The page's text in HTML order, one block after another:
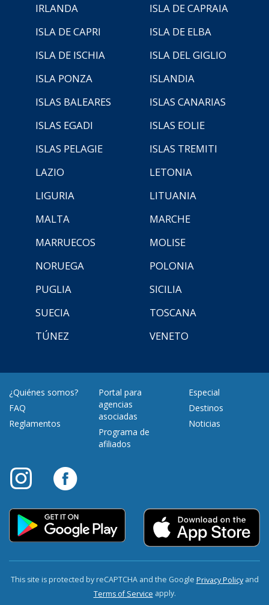
IRLANDA
ISLA DE CAPRAIA
ISLA DE CAPRI
ISLA DE ELBA
ISLA DE ISCHIA
ISLA DEL GIGLIO
ISLA PONZA
ISLANDIA
ISLAS BALEARES
ISLAS CANARIAS
ISLAS EGADI
ISLAS EOLIE
ISLAS PELAGIE
ISLAS TREMITI
LAZIO
LETONIA
LIGURIA
LITUANIA
MALTA
MARCHE
MARRUECOS
MOLISE
NORUEGA
POLONIA
PUGLIA
SICILIA
SUECIA
TOSCANA
TÚNEZ
VENETO
¿Quiénes somos?
FAQ
Reglamentos
Portal para
agencias
asociadas
Programa de
afiliados
Especial
Destinos
Noticias
This site is protected by reCAPTCHA and the Google Privacy Policyand
Terms of Service apply.